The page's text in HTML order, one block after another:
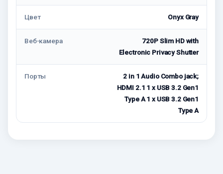
Цвет Onyx Gray
Веб-камера
720P Slim HD with
Electronic Privacy Shutter
Порты
2 in 1 Audio Combo jack;
HDMI 2.1 1 x USB 3.2 Gen1
Type A 1 x USB 3.2 Gen1
Type A